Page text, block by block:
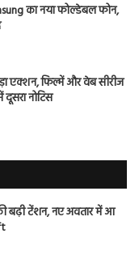
का नया फोल्डेबल फोन,
एक्शन, फिल्में और वेब सीरीज
दूसरा नोटिस
बढ़ी टेंशन, नए अवतार में आ